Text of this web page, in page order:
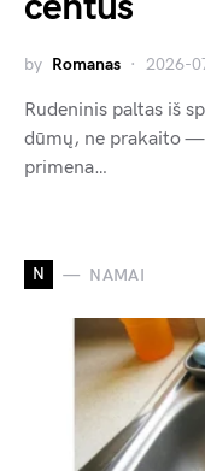
by Romanas 2026-
Rudeninis paltas iš
dūmų, ne prakaito
primena…
N NAMAI